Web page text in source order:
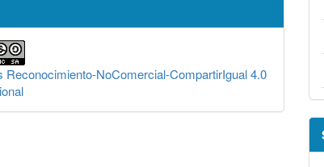
NoComercial-CompartirIgual 4.0